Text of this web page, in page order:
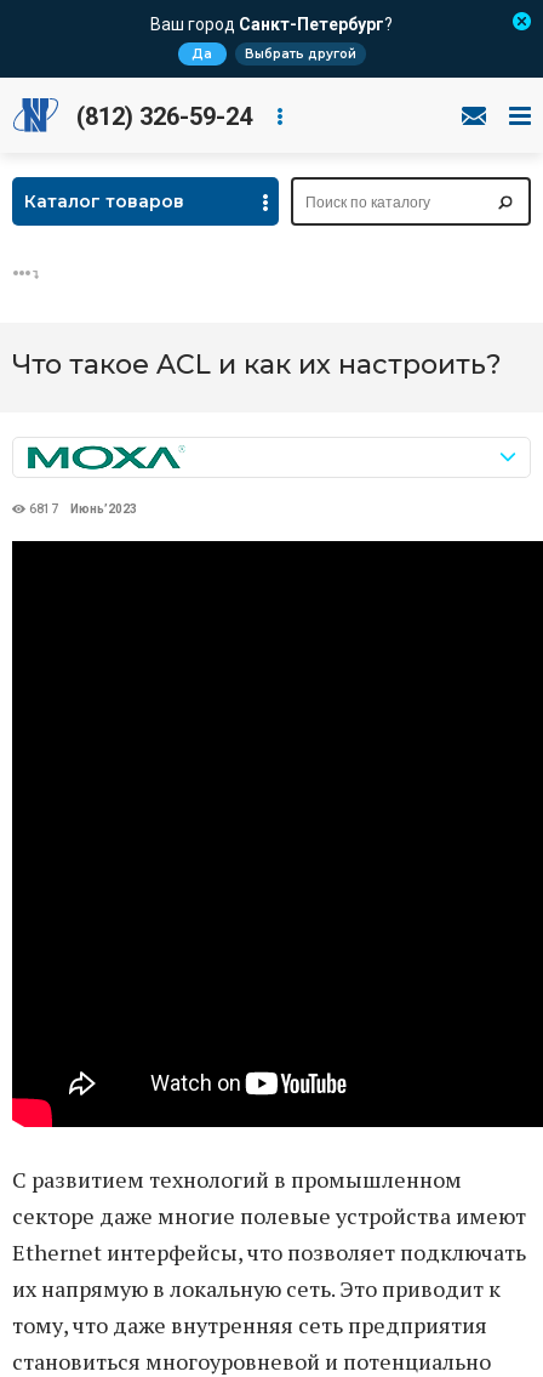
Ваш город Санкт-Петербург?
Да Выбрать другой
(812) 326-59-24
Каталог товаров
Что такое ACL и как их настроить?
6817 Июнь’2023
С развитием технологий в промышленном
секторе даже многие полевые устройства имеют
Ethernet интерфейсы, что позволяет подключать
их напрямую в локальную сеть. Это приводит к
тому, что даже внутренняя сеть предприятия
становиться многоуровневой и потенциально